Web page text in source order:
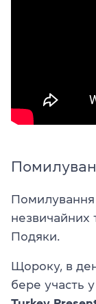
незвичайних
Подяки.
Щороку, в
бере участь